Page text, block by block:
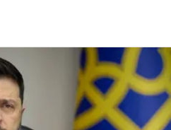
провів
будуть атаковані